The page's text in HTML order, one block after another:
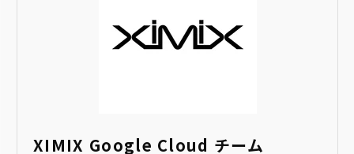
XIMIX Google Cloud チーム